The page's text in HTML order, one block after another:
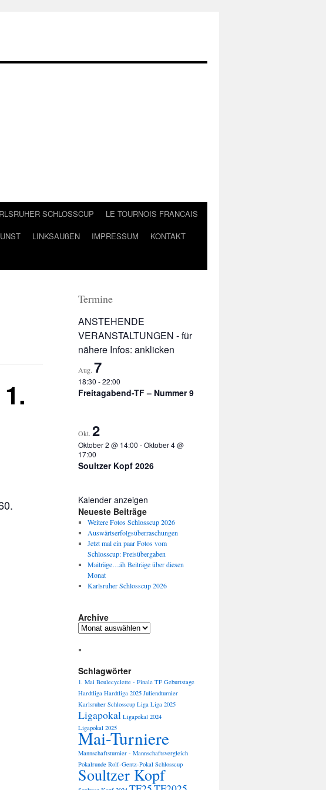
SCHLOSSCUP
LE TOURNOIS FRANCAIS
LINKSAUßEN IMPRESSUM
KONTAKT
Termine
ANSTEHENDE
VERANSTALTUNGEN - für
nähere Infos: anklicken
Aug. 7
18:30 -22:00
Freitagabend-TF – Nummer 9
Okt. 2
Oktober 2 @ 14:00 -Oktober 4 @
17:00
Soultzer Kopf 2026
Kalender anzeigen
Neueste Beiträge
Weitere Fotos Schlosscup 2026
Auswärtserfolgsüberraschungen
Jetzt mal ein paar Fotos vom
Schlosscup: Preisübergaben
Maiträge…äh Beiträge über diesen
Monat
Karlsruher Schlosscup 2026
Archive
Archive
Schlagwörter
1. Mai Boulecyclette - Finale TF Geburtstage
Hardtliga Hardtliga 2025 Juliendturnier
Karlsruher Schlosscup Liga Liga 2025
Ligapokal Ligapokal 2024
Ligapokal 2025
Mai-Turniere
Mannschaftsturnier - Mannschaftsvergleich
Pokalrunde Rolf-Gentz-Pokal Schlosscup
Soultzer Kopf